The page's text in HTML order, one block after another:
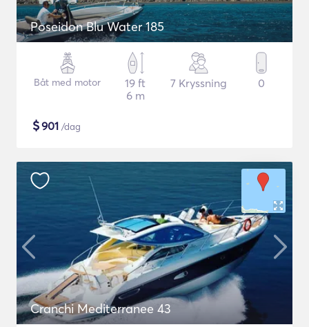
Poseidon Blu Water 185
Båt med motor
19 ft
6 m
7 Kryssning 0
$901 /dag
Cranchi Mediterranee 43